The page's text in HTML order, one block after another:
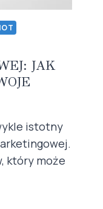
JAK
istotny
który może